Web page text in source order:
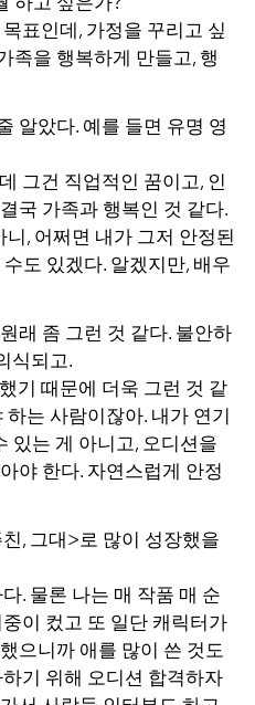
표인데, 가정을 꾸리고 싶
족을 행복하게 만들고, 행
알았다. 예를 들면 유명 영
그건 직업적인 꿈이고, 인
국 가족과 행복인 것 같다.
, 어쩌면 내가 그저 안정된
도 있겠다. 알겠지만, 배우
래 좀 그런 것 같다. 불안하
식되고.
기 때문에 더욱 그런 것 같
는 사람이잖아. 내가 연기
있는 게 아니고, 오디션을
야 한다. 자연스럽게 안정
, 그대>로 많이 성장했을
. 물론 나는 매 작품 매 순
이 컸고 또 일단 캐릭터가
으니까 애를 많이 쓴 것도
기 위해 오디션 합격하자